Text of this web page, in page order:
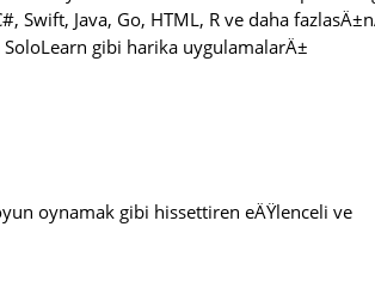
Swift, Java, Go, HTML, R ve daha
gibi harika uygulamalarÄ±
oynamak gibi hissettiren eÄŸlenceli ve